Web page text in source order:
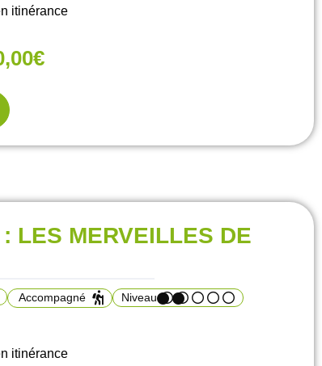
itinérance
LES MERVEILLES DE
Accompagné Niveau
itinérance